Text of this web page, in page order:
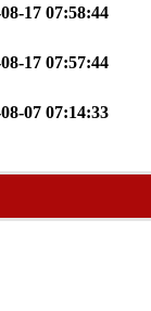
17 07:58:44
17 07:57:44
07 07:14:33